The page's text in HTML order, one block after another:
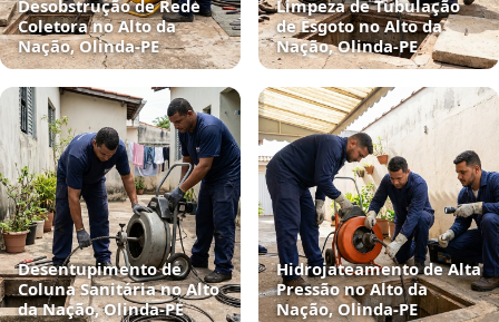
Desobstrução de Rede
Coletora no Alto da
Nação, Olinda‑PE
Limpeza de Tubulação
de Esgoto no Alto da
Nação, Olinda‑PE
Desentupimento de
Coluna Sanitária no Alto
da Nação, Olinda‑PE
Hidrojateamento de Alta
Pressão no Alto da
Nação, Olinda‑PE